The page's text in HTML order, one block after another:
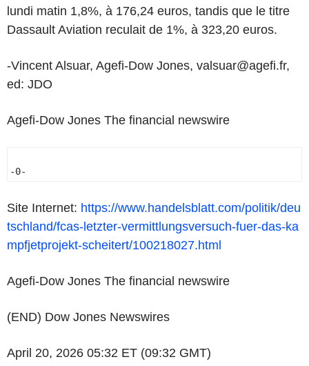
lundi matin 1,8%, à 176,24 euros, tandis que le titre
Dassault Aviation reculait de 1%, à 323,20 euros.
-Vincent Alsuar, Agefi-Dow Jones, valsuar@agefi.fr,
ed: JDO
Agefi-Dow Jones The financial newswire
-0-
Site Internet: https://www.handelsblatt.com/politik/deu
tschland/fcas-letzter-vermittlungsversuch-fuer-das-ka
mpfjetprojekt-scheitert/100218027.html
Agefi-Dow Jones The financial newswire
(END) Dow Jones Newswires
April 20, 2026 05:32 ET (09:32 GMT)